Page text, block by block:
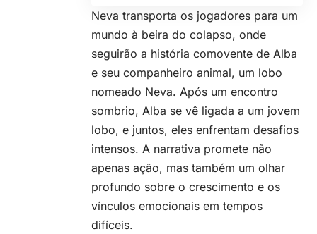
Neva transporta os jogadores para um
mundo à beira do colapso, onde
seguirão a história comovente de Alba
e seu companheiro animal, um lobo
nomeado Neva. Após um encontro
sombrio, Alba se vê ligada a um jovem
lobo, e juntos, eles enfrentam desafios
intensos. A narrativa promete não
apenas ação, mas também um olhar
profundo sobre o crescimento e os
vínculos emocionais em tempos
difíceis.